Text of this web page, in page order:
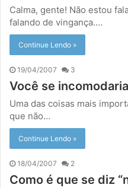
Calma, gente! Não estou
falando de vingança.…
Continue Lendo »
19/04/2007 3
Você se
Uma das coisas mais
que não…
Continue Lendo »
18/04/2007 2
Como é que se diz